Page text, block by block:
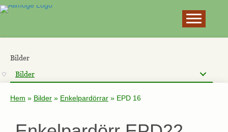
Bilder
Bilder
Hem » Bilder » Enkelpardörrar » EPD 16